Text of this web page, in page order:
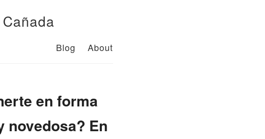
Blog About
en forma
novedosa? En